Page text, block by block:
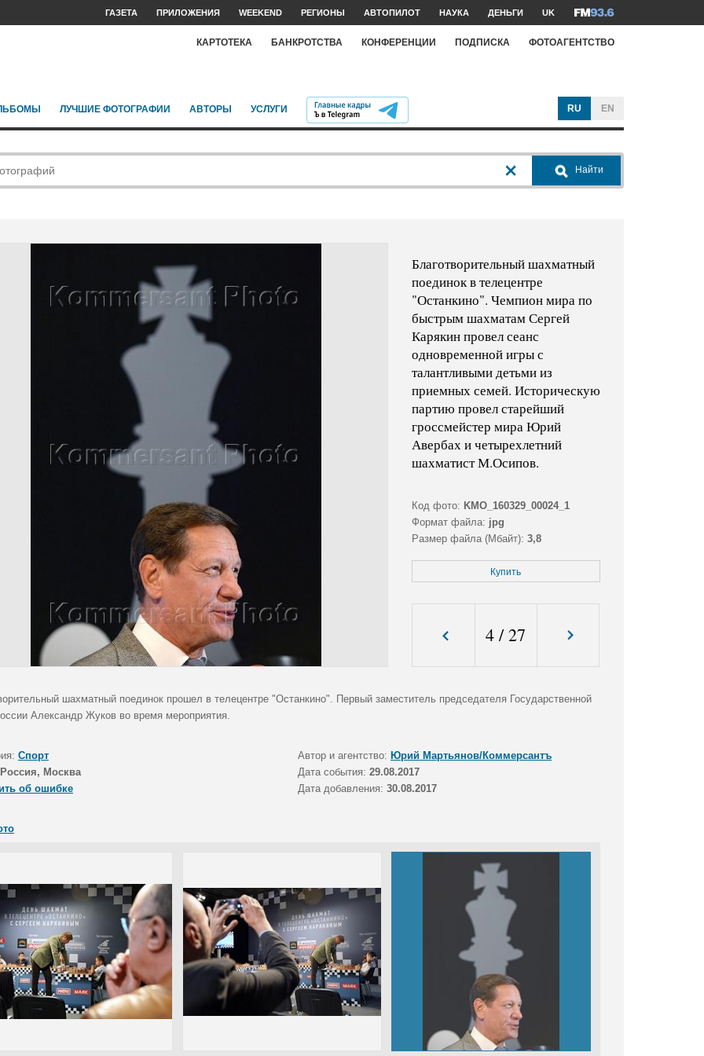
ГАЗЕТА ПРИЛОЖЕНИЯ WEEKEND РЕГИОНЫ АВТОПИЛОТ НАУКА ДЕНЬГИ UK
КАРТОТЕКА БАНКРОТСТВА КОНФЕРЕНЦИИ ПОДПИСКА ФОТОАГЕНТСТВО
ЛУЧШИЕ ФОТОГРАФИИ АВТОРЫ УСЛУГИ RU EN
Найти
Благотворительный шахматный
поединок в телецентре
"Останкино". Чемпион мира по
быстрым шахматам Сергей
Карякин провел сеанс
одновременной игры с
талантливыми детьми из
приемных семей. Историческую
партию провел старейший
гроссмейстер мира Юрий
Авербах и четырехлетний
шахматист М.Осипов.
Код фото: KMO_160329_00024_1
Формат файла: jpg
Размер файла (Мбайт): 3,8
Купить
4 /27
шахматный поединок прошел в телецентре "Останкино". Первый заместитель председателя Государственной
Александр Жуков во время мероприятия.
Спорт Автор и агентство: Юрий Мартьянов/Коммерсантъ
Россия, Москва Дата события: 29.08.2017
об ошибке
Дата добавления: 30.08.2017